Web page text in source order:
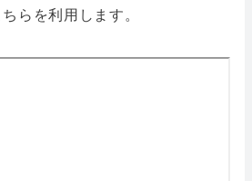
らを利用します。